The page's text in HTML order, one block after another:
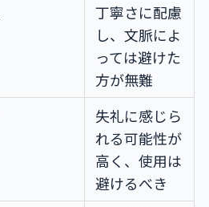
丁寧さに配慮
し、文脈によ
っては避けた
方が無難
失礼に感じら
れる可能性が
高く、使用は
避けるべき